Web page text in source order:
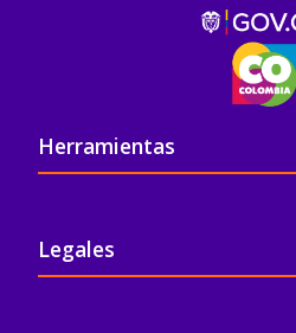
Pie de página
Herramientas
Legales